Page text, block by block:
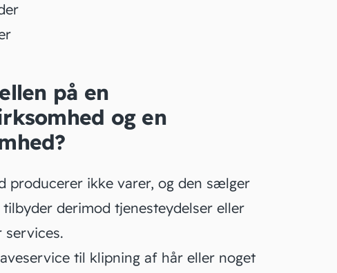
på en
og en
producerer ikke varer, og den sælger
derimod tjenesteydelser eller
til klipning af hår eller noget